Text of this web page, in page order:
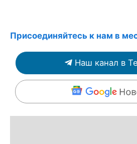
Присоединяйтесь к нам в
Наш канал в